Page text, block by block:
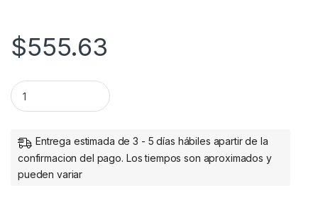
$555.63
StarTech.com Soporte de Pared para Monitor 13" - 27", hasta
Entrega estimada de 3 - 5 días hábiles apartir de la
confirmacion del pago. Los tiempos son aproximados y
pueden variar